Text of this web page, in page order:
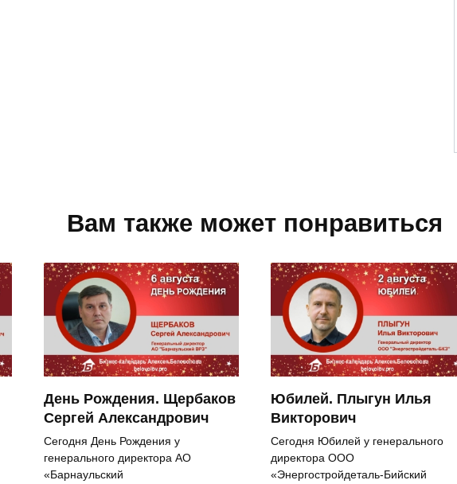
Вам также может понравиться
День Рождения. Щербаков
Сергей Александрович
Сегодня День Рождения у
генерального директора АО
«Барнаульский
Юбилей. Плыгун Илья
Викторович
Сегодня Юбилей у генерального
директора ООО
«Энергостройдеталь-Бийский